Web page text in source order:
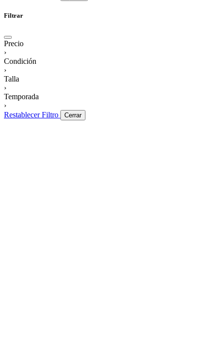
Filtrar
Precio
›
Condición
›
Talla
›
Temporada
›
Restablecer Filtro
Cerrar